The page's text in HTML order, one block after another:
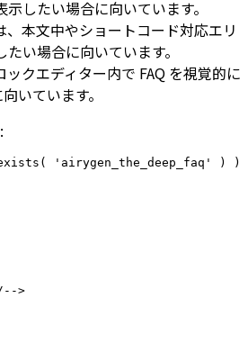
示したい場合に向いています。
、本文中やショートコード対応エリ
たい場合に向いています。
ックエディター内で FAQ を視覚的に
いています。